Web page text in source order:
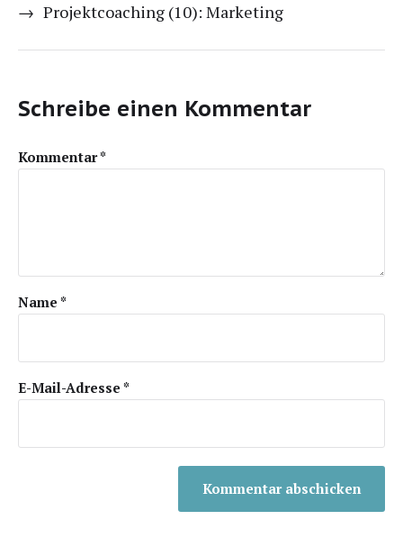
→ Projektcoaching (10): Marketing
Schreibe einen Kommentar
Kommentar*
Name *
E-Mail-Adresse *